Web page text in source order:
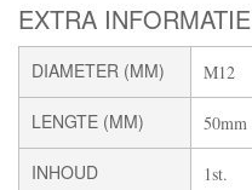
EXTRA INFORMATIE
DIAMETER (MM) M12
LENGTE (MM) 50mm
INHOUD 1st.